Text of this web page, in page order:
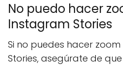
No puedo hacer
Instagram Stories
Si no puedes hacer
Stories, asegúrate de